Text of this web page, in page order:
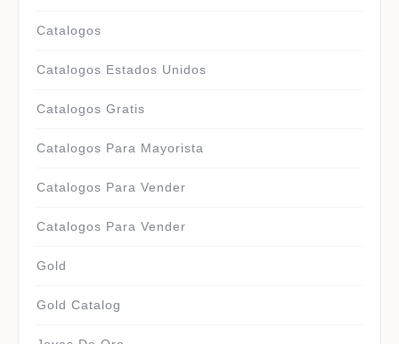
Catalogos
Catalogos Estados Unidos
Catalogos Gratis
Catalogos Para Mayorista
Catalogos Para Vender
Catalogos Para Vender
Gold
Gold Catalog